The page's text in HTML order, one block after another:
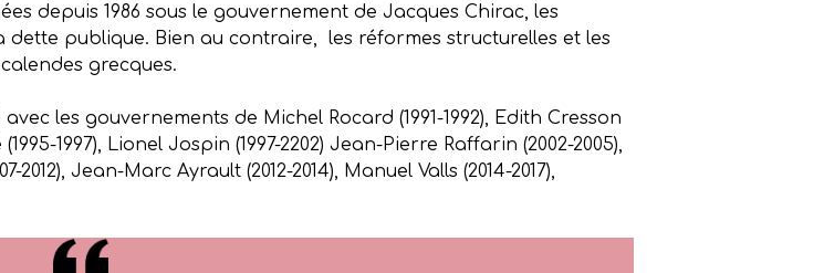
depuis 1986 sous le gouvernement de Jacques Chirac, les
publique. Bien au contraire, les réformes structurelles et les
grecques.
les gouvernements de Michel Rocard (1991-1992), Edith Cresson
1997), Lionel Jospin (1997-2202) Jean-Pierre Raffarin (2002-2005),
Jean-Marc Ayrault (2012-2014), Manuel Valls (2014-2017),